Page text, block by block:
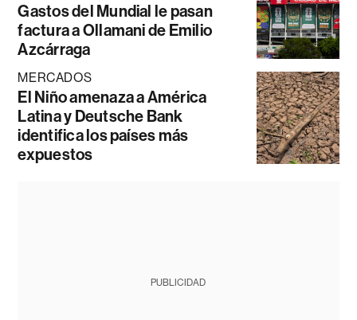
Gastos del Mundial le pasan
factura a Ollamani de Emilio
Azcárraga
MERCADOS
El Niño amenaza a América
Latina y Deutsche Bank
identifica los países más
expuestos
PUBLICIDAD